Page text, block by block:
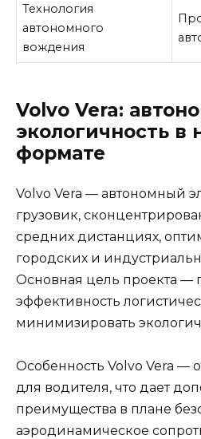
Технология
автономного
вождения
Volvo Vera:
экологичность в
формате
Volvo Vera — автономный
грузовик,
средних дистанциях,
городских и
Основная цель проекта —
эффективность
минимизировать
Особенность Volvo Vera —
для водителя, что дает
преимущества в плане
аэродинамическое